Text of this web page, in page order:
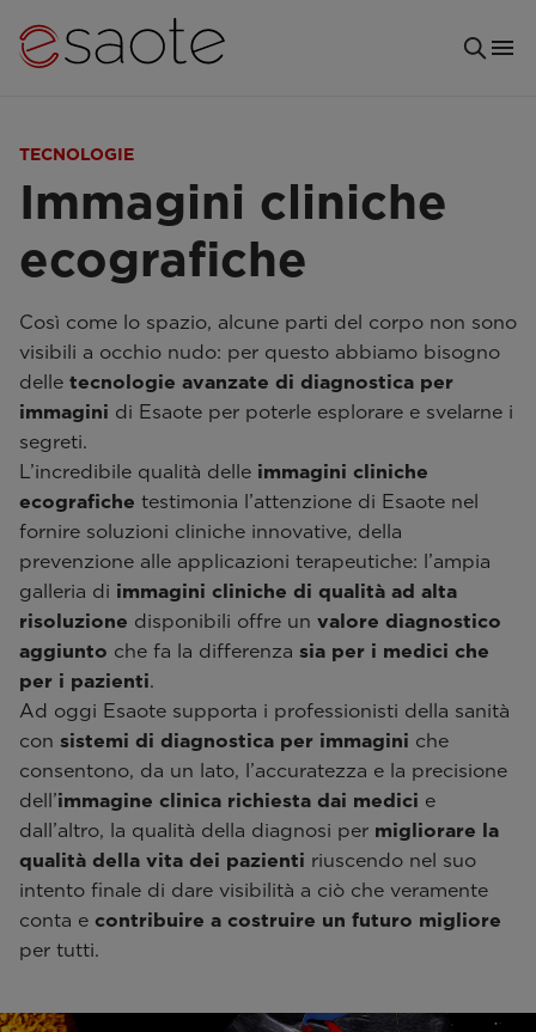
TECNOLOGIE
Immagini cliniche
ecografiche
Così come lo spazio, alcune parti del corpo non sono
visibili a occhio nudo: per questo abbiamo bisogno
delle tecnologie avanzate di diagnostica per
immagini di Esaote per poterle esplorare e svelarne i
segreti.
L’incredibile qualità delle immagini cliniche
ecografiche testimonia l’attenzione di Esaote nel
fornire soluzioni cliniche innovative, della
prevenzione alle applicazioni terapeutiche: l’ampia
galleria di immagini cliniche di qualità ad alta
risoluzione disponibili offre un valore diagnostico
aggiunto che fa la differenza sia per i medici che
per i pazienti.
Ad oggi Esaote supporta i professionisti della sanità
con sistemi di diagnostica per immagini che
consentono, da un lato, l’accuratezza e la precisione
dell’immagine clinica richiesta dai medici e
dall’altro, la qualità della diagnosi per migliorare la
qualità della vita dei pazienti riuscendo nel suo
intento finale di dare visibilità a ciò che veramente
conta e contribuire a costruire un futuro migliore
per tutti.